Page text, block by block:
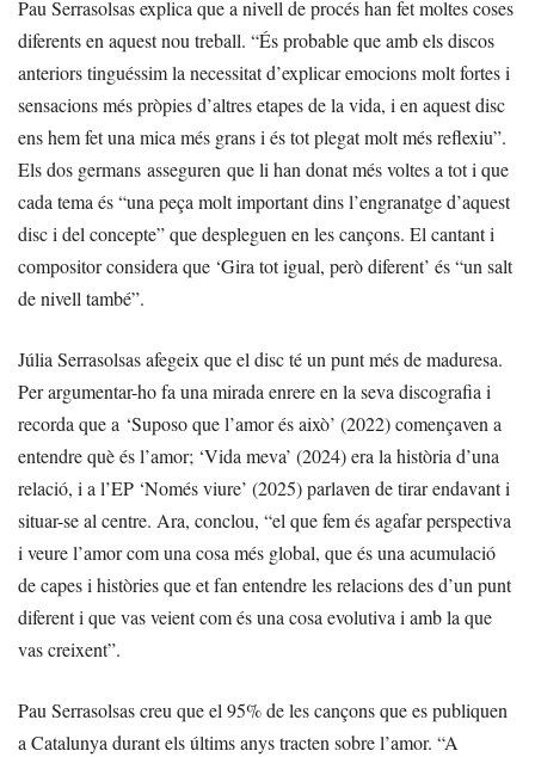
Pau Serrasolsas explica que a nivell de procés han fet moltes coses
diferents en aquest nou treball. “És probable que amb els discos
anteriors tinguéssim la necessitat d’explicar emocions molt fortes i
sensacions més pròpies d’altres etapes de la vida, i en aquest disc
ens hem fet una mica més grans i és tot plegat molt més reflexiu”.
Els dos germans asseguren que li han donat més voltes a tot i que
cada tema és “una peça molt important dins l’engranatge d’aquest
disc i del concepte” que despleguen en les cançons. El cantant i
compositor considera que ‘Gira tot igual, però diferent’ és “un salt
de nivell també”.
Júlia Serrasolsas afegeix que el disc té un punt més de maduresa.
Per argumentar-ho fa una mirada enrere en la seva discografia i
recorda que a ‘Suposo que l’amor és això’ (2022) començaven a
entendre què és l’amor; ‘Vida meva’ (2024) era la història d’una
relació, i a l’EP ‘Només viure’ (2025) parlaven de tirar endavant i
situar-se al centre. Ara, conclou, “el que fem és agafar perspectiva
i veure l’amor com una cosa més global, que és una acumulació
de capes i històries que et fan entendre les relacions des d’un punt
diferent i que vas veient com és una cosa evolutiva i amb la que
vas creixent”.
Pau Serrasolsas creu que el 95% de les cançons que es publiquen
a Catalunya durant els últims anys tracten sobre l’amor. “A